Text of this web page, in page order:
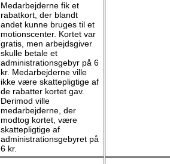
Medarbejderne fik et
rabatkort, der blandt
andet kunne bruges til et
motionscenter. Kortet var
gratis, men arbejdsgiver
skulle betale et
administrationsgebyr på 6
kr. Medarbejderne ville
ikke være skattepligtige af
de rabatter kortet gav.
Derimod ville
medarbejderne, der
modtog kortet, være
skattepligtige af
administrationsgebyret på
6 kr.